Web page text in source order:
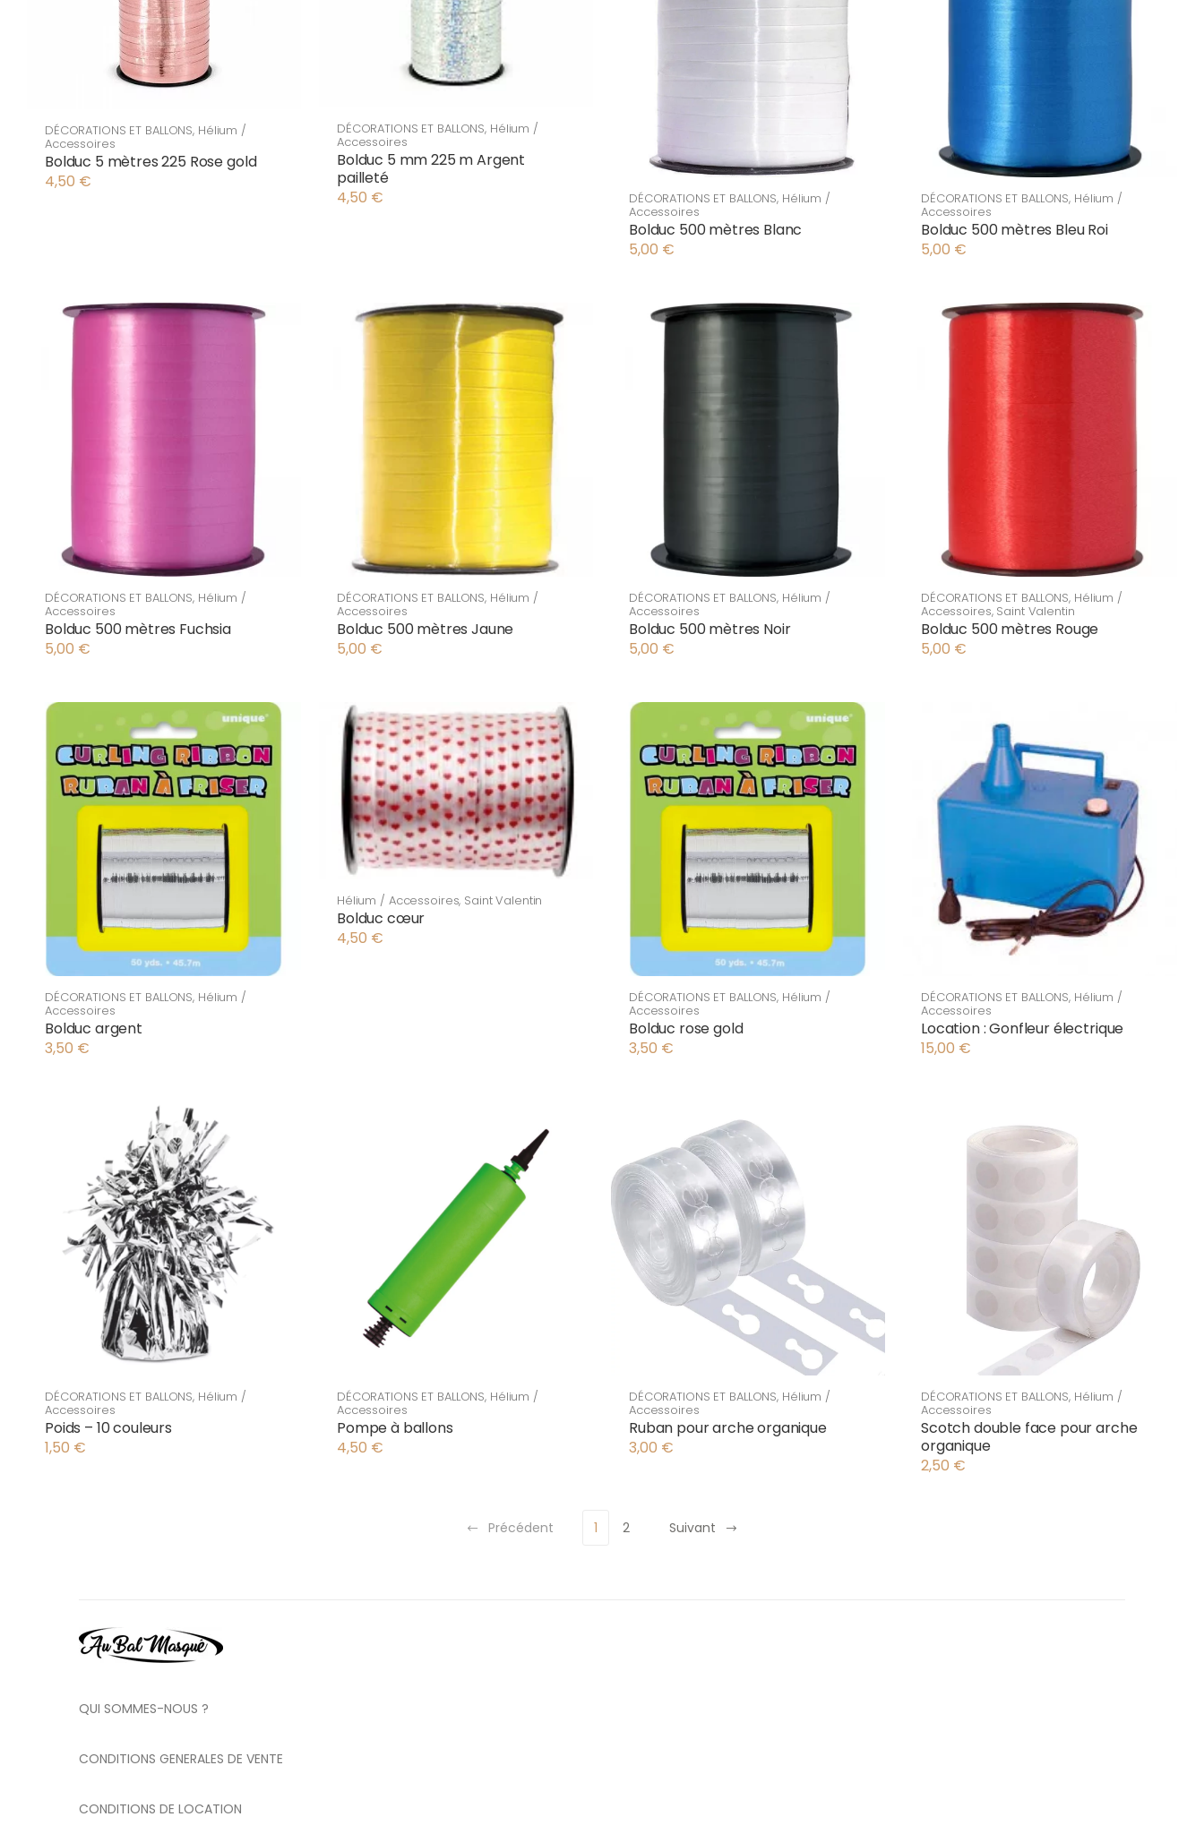
DÉCORATIONS ET BALLONS, Hélium /
Accessoires
Bolduc 5 mètres 225 Rose gold
4,50 €
DÉCORATIONS ET BALLONS, Hélium /
Accessoires
Bolduc 5 mm 225 m Argent
pailleté
4,50 € DÉCORATIONS ET BALLONS, Hélium /
Accessoires
Bolduc 500 mètres Blanc
5,00 €
DÉCORATIONS ET BALLONS, Hélium /
Accessoires
Bolduc 500 mètres Bleu Roi
5,00 €
DÉCORATIONS ET BALLONS, Hélium /
Accessoires
Bolduc 500 mètres Fuchsia
5,00 €
DÉCORATIONS ET BALLONS, Hélium /
Accessoires
Bolduc 500 mètres Jaune
5,00 €
DÉCORATIONS ET BALLONS, Hélium /
Accessoires
Bolduc 500 mètres Noir
5,00 €
DÉCORATIONS ET BALLONS, Hélium /
Accessoires, Saint Valentin
Bolduc 500 mètres Rouge
5,00 €
DÉCORATIONS ET BALLONS, Hélium /
Accessoires
Bolduc argent
3,50 €
Hélium / Accessoires, Saint Valentin
Bolduc cœur
4,50 €
DÉCORATIONS ET BALLONS, Hélium /
Accessoires
Bolduc rose gold
3,50 €
DÉCORATIONS ET BALLONS, Hélium /
Accessoires
Location : Gonfleur électrique
15,00 €
DÉCORATIONS ET BALLONS, Hélium /
Accessoires
Poids – 10 couleurs
1,50 €
DÉCORATIONS ET BALLONS, Hélium /
Accessoires
Pompe à ballons
4,50 €
DÉCORATIONS ET BALLONS, Hélium /
Accessoires
Ruban pour arche organique
3,00 €
DÉCORATIONS ET BALLONS, Hélium /
Accessoires
Scotch double face pour arche
organique
2,50 €
Précédent 1 2 Suivant
QUI SOMMES-NOUS ?
CONDITIONS GENERALES DE VENTE
CONDITIONS DE LOCATION